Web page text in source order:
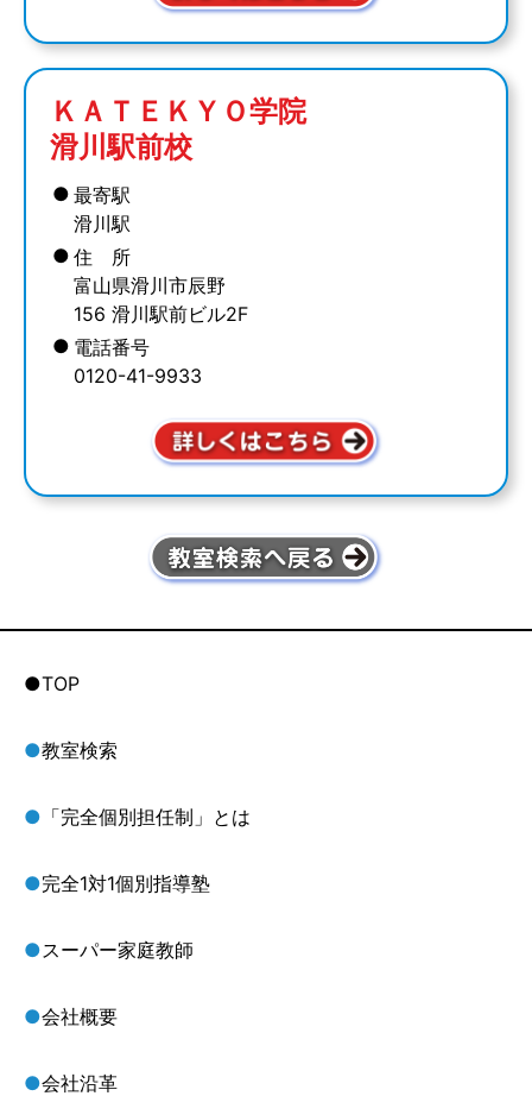
ＫＡＴＥＫＹＯ学院
滑川駅前校
● 最寄駅
滑川駅
● 住 所
富山県滑川市辰野
156 滑川駅前ビル2F
● 電話番号
0120-41-9933
●TOP
●教室検索
● 「完全個別担任制」とは
●完全1対1個別指導塾
●スーパー家庭教師
●会社概要
●会社沿革